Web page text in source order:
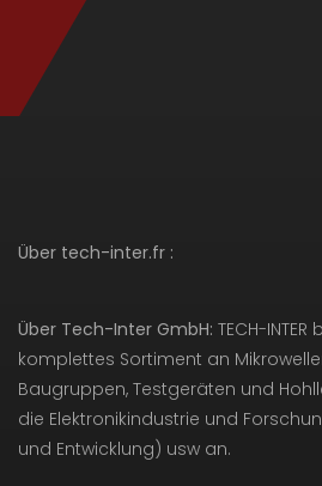
Über tech-inter.fr :
Über Tech-Inter GmbH: TECH-
komplettes Sortiment an
Baugruppen, Testgeräten und
die Elektronikindustrie und
und Entwicklung) usw an.